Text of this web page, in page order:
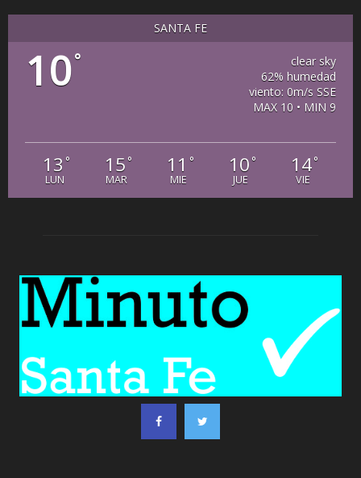
SANTA FE
10°
clear sky
62% humedad
viento: 0m/s SSE
MAX 10 • MIN 9
13 °
LUN
15 °
MAR
11 °
MIE
10 °
JUE
14°
VIE